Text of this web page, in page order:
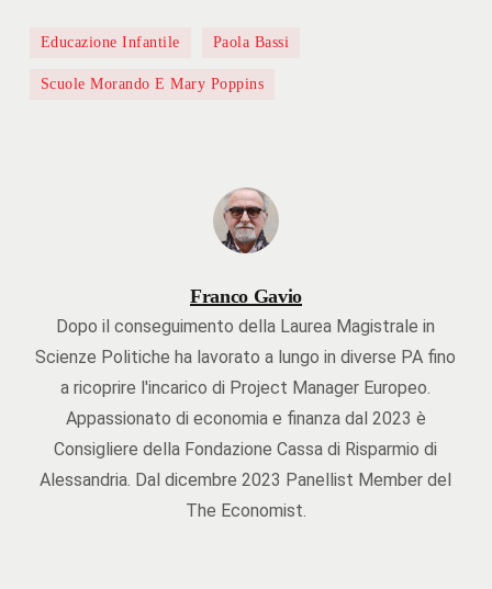
Educazione Infantile Paola Bassi
Scuole Morando E Mary Poppins
Franco Gavio
Dopo il conseguimento della Laurea Magistrale in
Scienze Politiche ha lavorato a lungo in diverse PA fino
a ricoprire l'incarico di Project Manager Europeo.
Appassionato di economia e finanza dal 2023 è
Consigliere della Fondazione Cassa di Risparmio di
Alessandria. Dal dicembre 2023 Panellist Member del
The Economist.